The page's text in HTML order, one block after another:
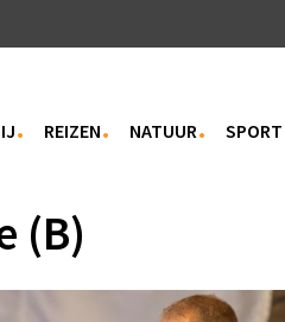
REIZEN NATUUR SPORT
(B)